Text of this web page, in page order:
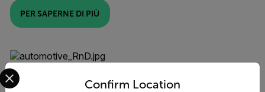
PER SAPERNE DI PIÙ
Confirm Location
Select your preferred country and language from the